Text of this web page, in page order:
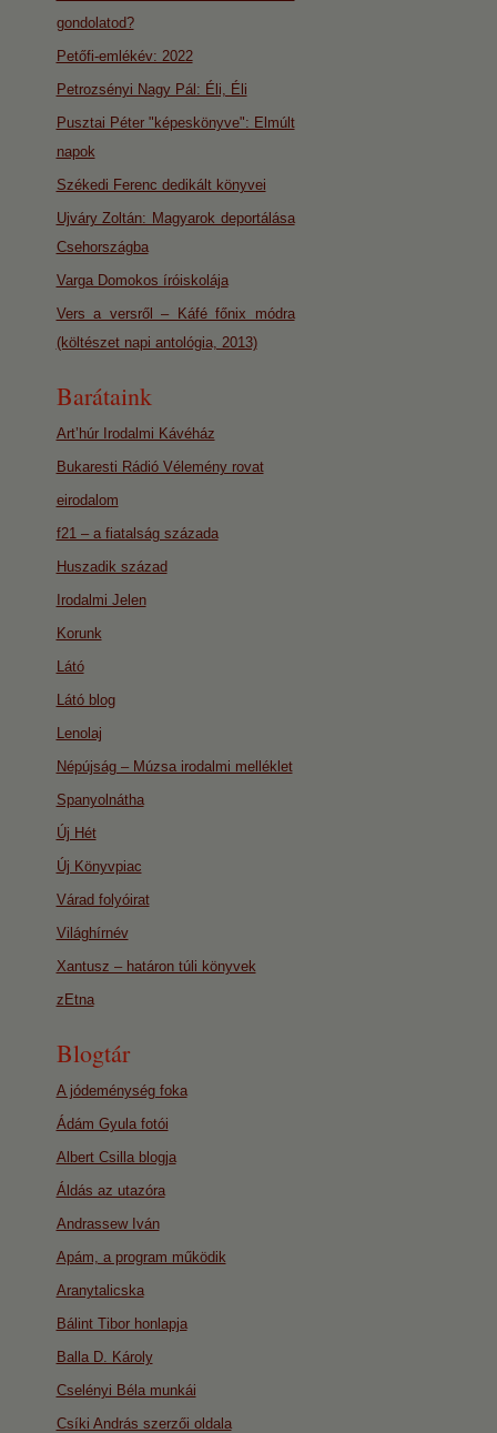
gondolatod?
Petőfi-emlékév: 2022
Petrozsényi Nagy Pál: Éli, Éli
Pusztai Péter "képeskönyve": Elmúlt
napok
Székedi Ferenc dedikált könyvei
Ujváry Zoltán: Magyarok deportálása
Csehországba
Varga Domokos íróiskolája
Vers a versről – Káfé főnix módra
(költészet napi antológia, 2013)
Barátaink
Art’húr Irodalmi Kávéház
Bukaresti Rádió Vélemény rovat
eirodalom
f21 – a fiatalság százada
Huszadik század
Irodalmi Jelen
Korunk
Látó
Látó blog
Lenolaj
Népújság – Múzsa irodalmi melléklet
Spanyolnátha
Új Hét
Új Könyvpiac
Várad folyóirat
Világhírnév
Xantusz – határon túli könyvek
zEtna
Blogtár
A jódeménység foka
Ádám Gyula fotói
Albert Csilla blogja
Áldás az utazóra
Andrassew Iván
Apám, a program működik
Aranytalicska
Bálint Tibor honlapja
Balla D. Károly
Cselényi Béla munkái
Csíki András szerzői oldala